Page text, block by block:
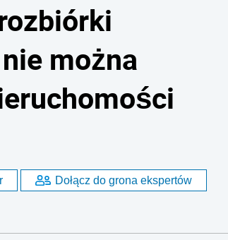
można
Dołącz do grona ekspertów